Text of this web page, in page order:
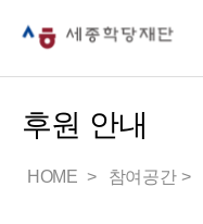
후원 안내
HOME 참여공간